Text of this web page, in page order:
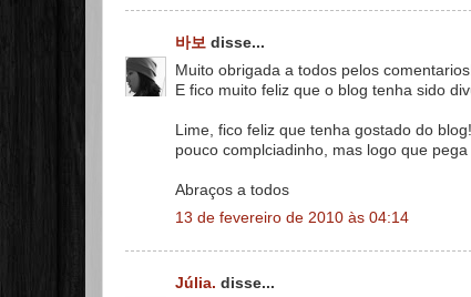
바보 disse...
Muito obrigada a todos pelos
E fico muito feliz que o blog tenha sido
Lime, fico feliz que tenha gostado do
pouco complciadinho, mas logo que
Abraços a todos
13 de fevereiro de 2010 às 04:14
Júlia. disse...